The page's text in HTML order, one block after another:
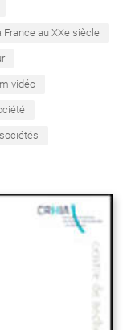
au XXe siècle
vidéo